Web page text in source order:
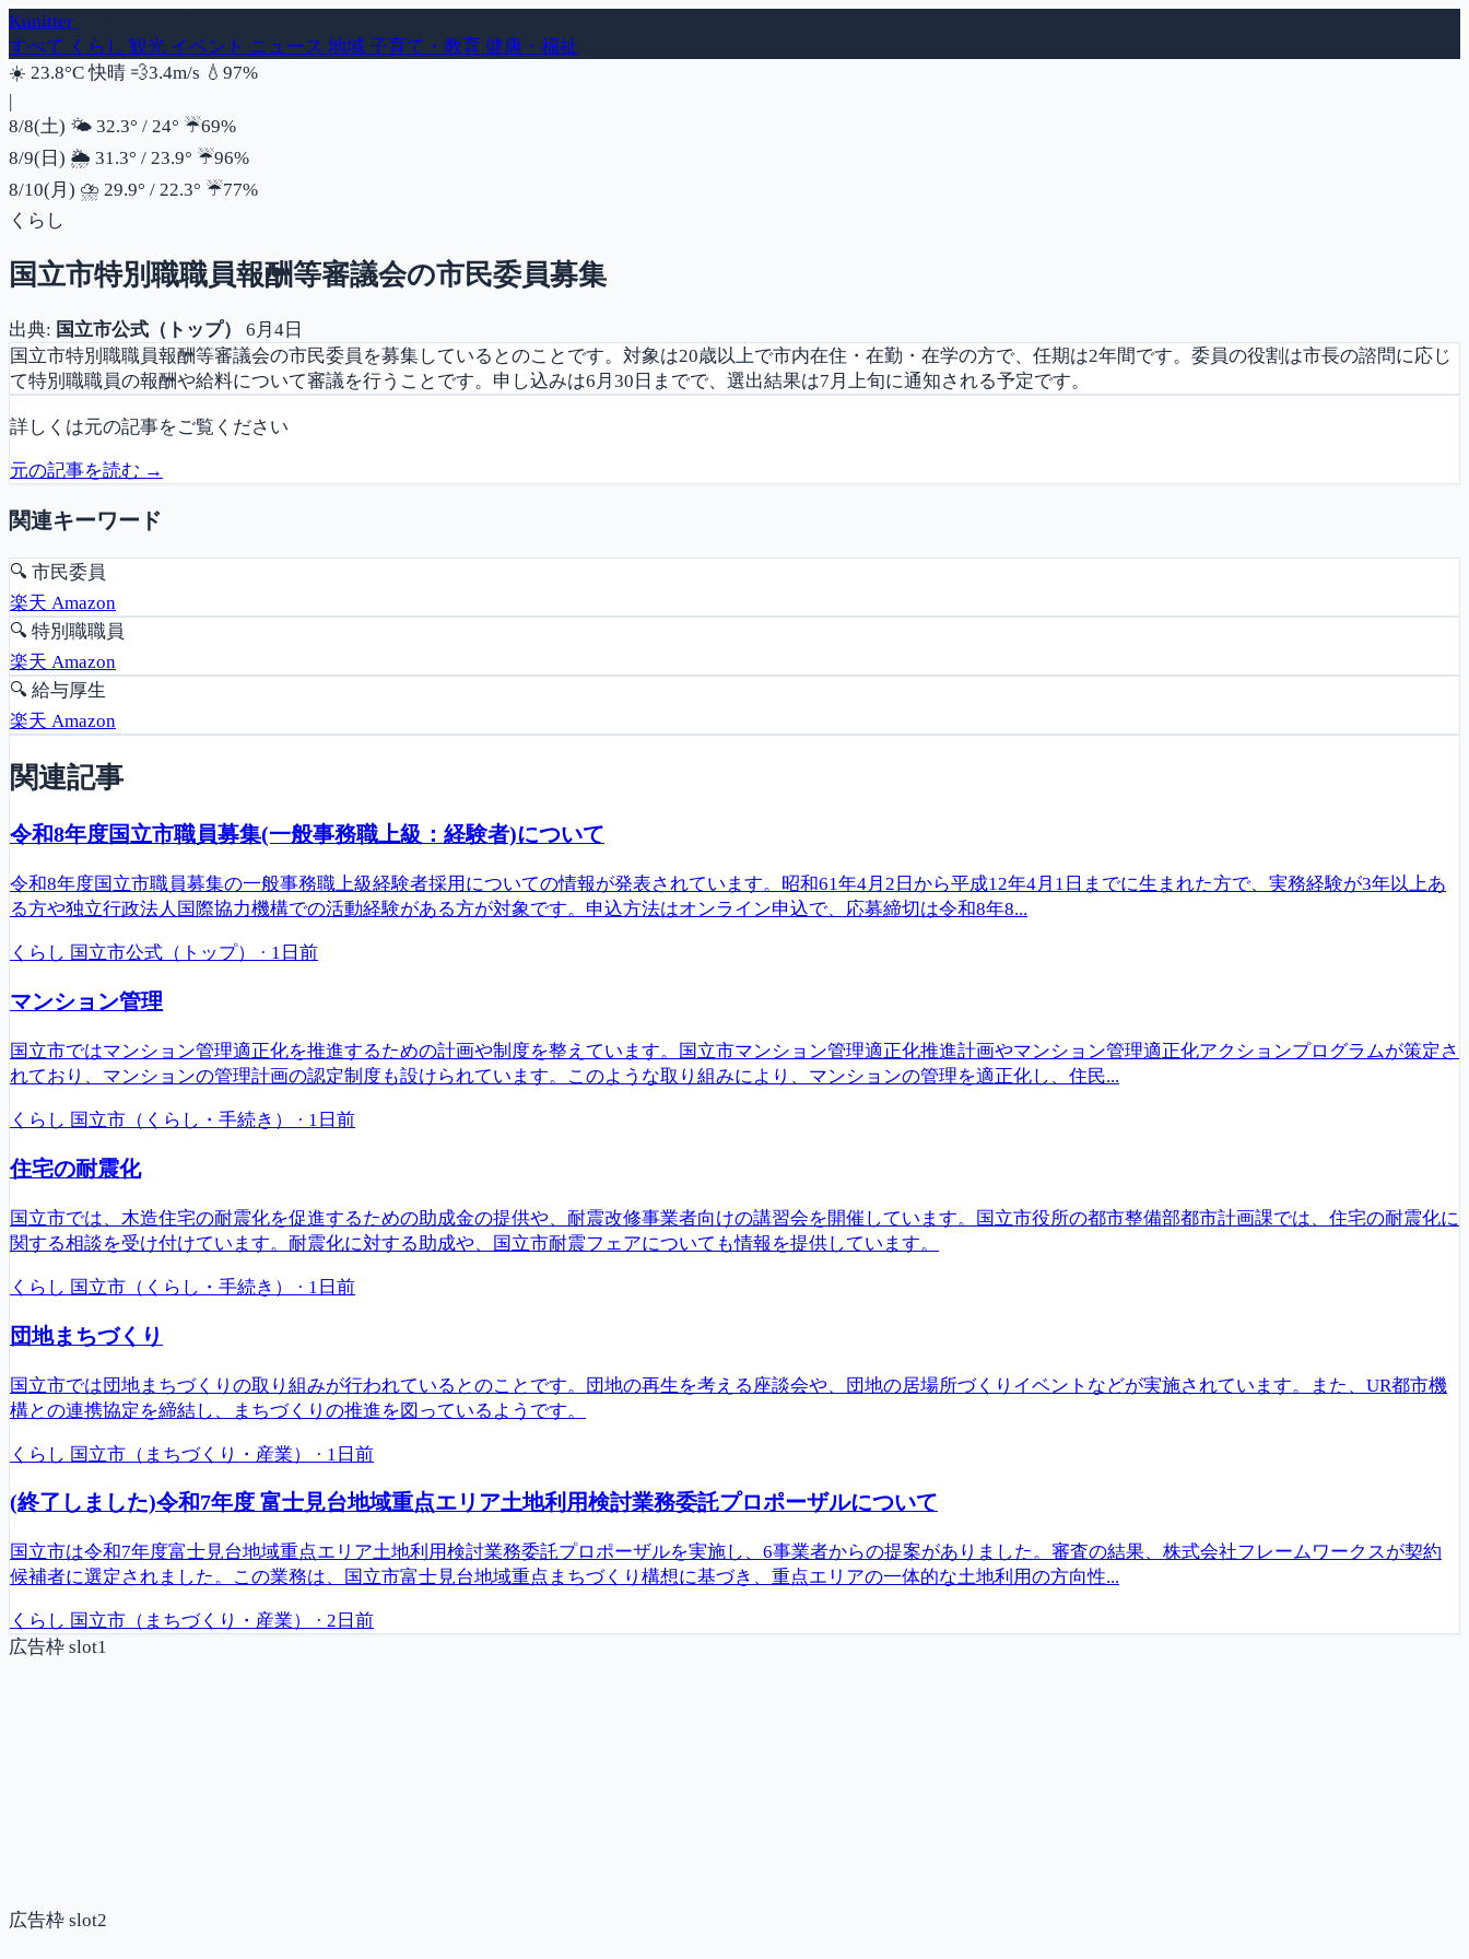
Kunitter
すべて くらし 観光 イベント ニュース 地域 子育て・教育 健康・福祉
☀️ 23.8°C 快晴 💨風速
3.4m/s 💧 湿度
97%
|
8/8(土) 🌤️ 32.3° / 24° ☔降水確率
69%
8/9(日) 🌦️ 31.3° / 23.9° ☔降水確率
96%
8/10(月) ⛈️ 29.9° / 22.3° ☔降水確率
77%
くらし
国立市特別職職員報酬等審議会の市民委員募集
出典: 国立市公式（トップ）
6月4日
国立市特別職職員報酬等審議会の市民委員を募集しているとのことです。対象は20歳以上で市内在住・在勤・在学の方で、任期は2年間です。委員の役割は市長の諮問に応じ
て特別職職員の報酬や給料について審議を行うことです。申し込みは6月30日までで、選出結果は7月上旬に通知される予定です。
詳しくは元の記事をご覧ください
元の記事を読む →
関連キーワード
🔍 市民委員
楽天 Amazon
🔍 特別職職員
楽天 Amazon
🔍 給与厚生
楽天 Amazon
関連記事
令和8年度国立市職員募集(一般事務職上級：経験者)について
令和8年度国立市職員募集の一般事務職上級経験者採用についての情報が発表されています。昭和61年4月2日から平成12年4月1日までに生まれた方で、実務経験が3年以上あ
る方や独立行政法人国際協力機構での活動経験がある方が対象です。申込方法はオンライン申込で、応募締切は令和8年8...
くらし 国立市公式（トップ） · 1日前
マンション管理
国立市ではマンション管理適正化を推進するための計画や制度を整えています。国立市マンション管理適正化推進計画やマンション管理適正化アクションプログラムが策定さ
れており、マンションの管理計画の認定制度も設けられています。このような取り組みにより、マンションの管理を適正化し、住民...
くらし 国立市（くらし・手続き） · 1日前
住宅の耐震化
国立市では、木造住宅の耐震化を促進するための助成金の提供や、耐震改修事業者向けの講習会を開催しています。国立市役所の都市整備部都市計画課では、住宅の耐震化に
関する相談を受け付けています。耐震化に対する助成や、国立市耐震フェアについても情報を提供しています。
くらし 国立市（くらし・手続き） · 1日前
団地まちづくり
国立市では団地まちづくりの取り組みが行われているとのことです。団地の再生を考える座談会や、団地の居場所づくりイベントなどが実施されています。また、UR都市機
構との連携協定を締結し、まちづくりの推進を図っているようです。
くらし 国立市（まちづくり・産業） · 1日前
(終了しました)令和7年度 富士見台地域重点エリア土地利用検討業務委託プロポーザルについて
国立市は令和7年度富士見台地域重点エリア土地利用検討業務委託プロポーザルを実施し、6事業者からの提案がありました。審査の結果、株式会社フレームワークスが契約
候補者に選定されました。この業務は、国立市富士見台地域重点まちづくり構想に基づき、重点エリアの一体的な土地利用の方向性...
くらし 国立市（まちづくり・産業） · 2日前
広告枠 slot1
広告枠 slot2